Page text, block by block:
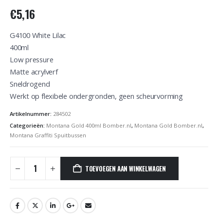
€5,16
G4100 White Lilac
400ml
Low pressure
Matte acrylverf
Sneldrogend
Werkt op flexibele ondergronden, geen scheurvorming
Artikelnummer: 284502
Categorieën: Montana Gold 400ml Bomber.nl, Montana Gold Bomber.nl,
Montana Graffiti Spuitbussen
TOEVOEGEN AAN WINKELWAGEN